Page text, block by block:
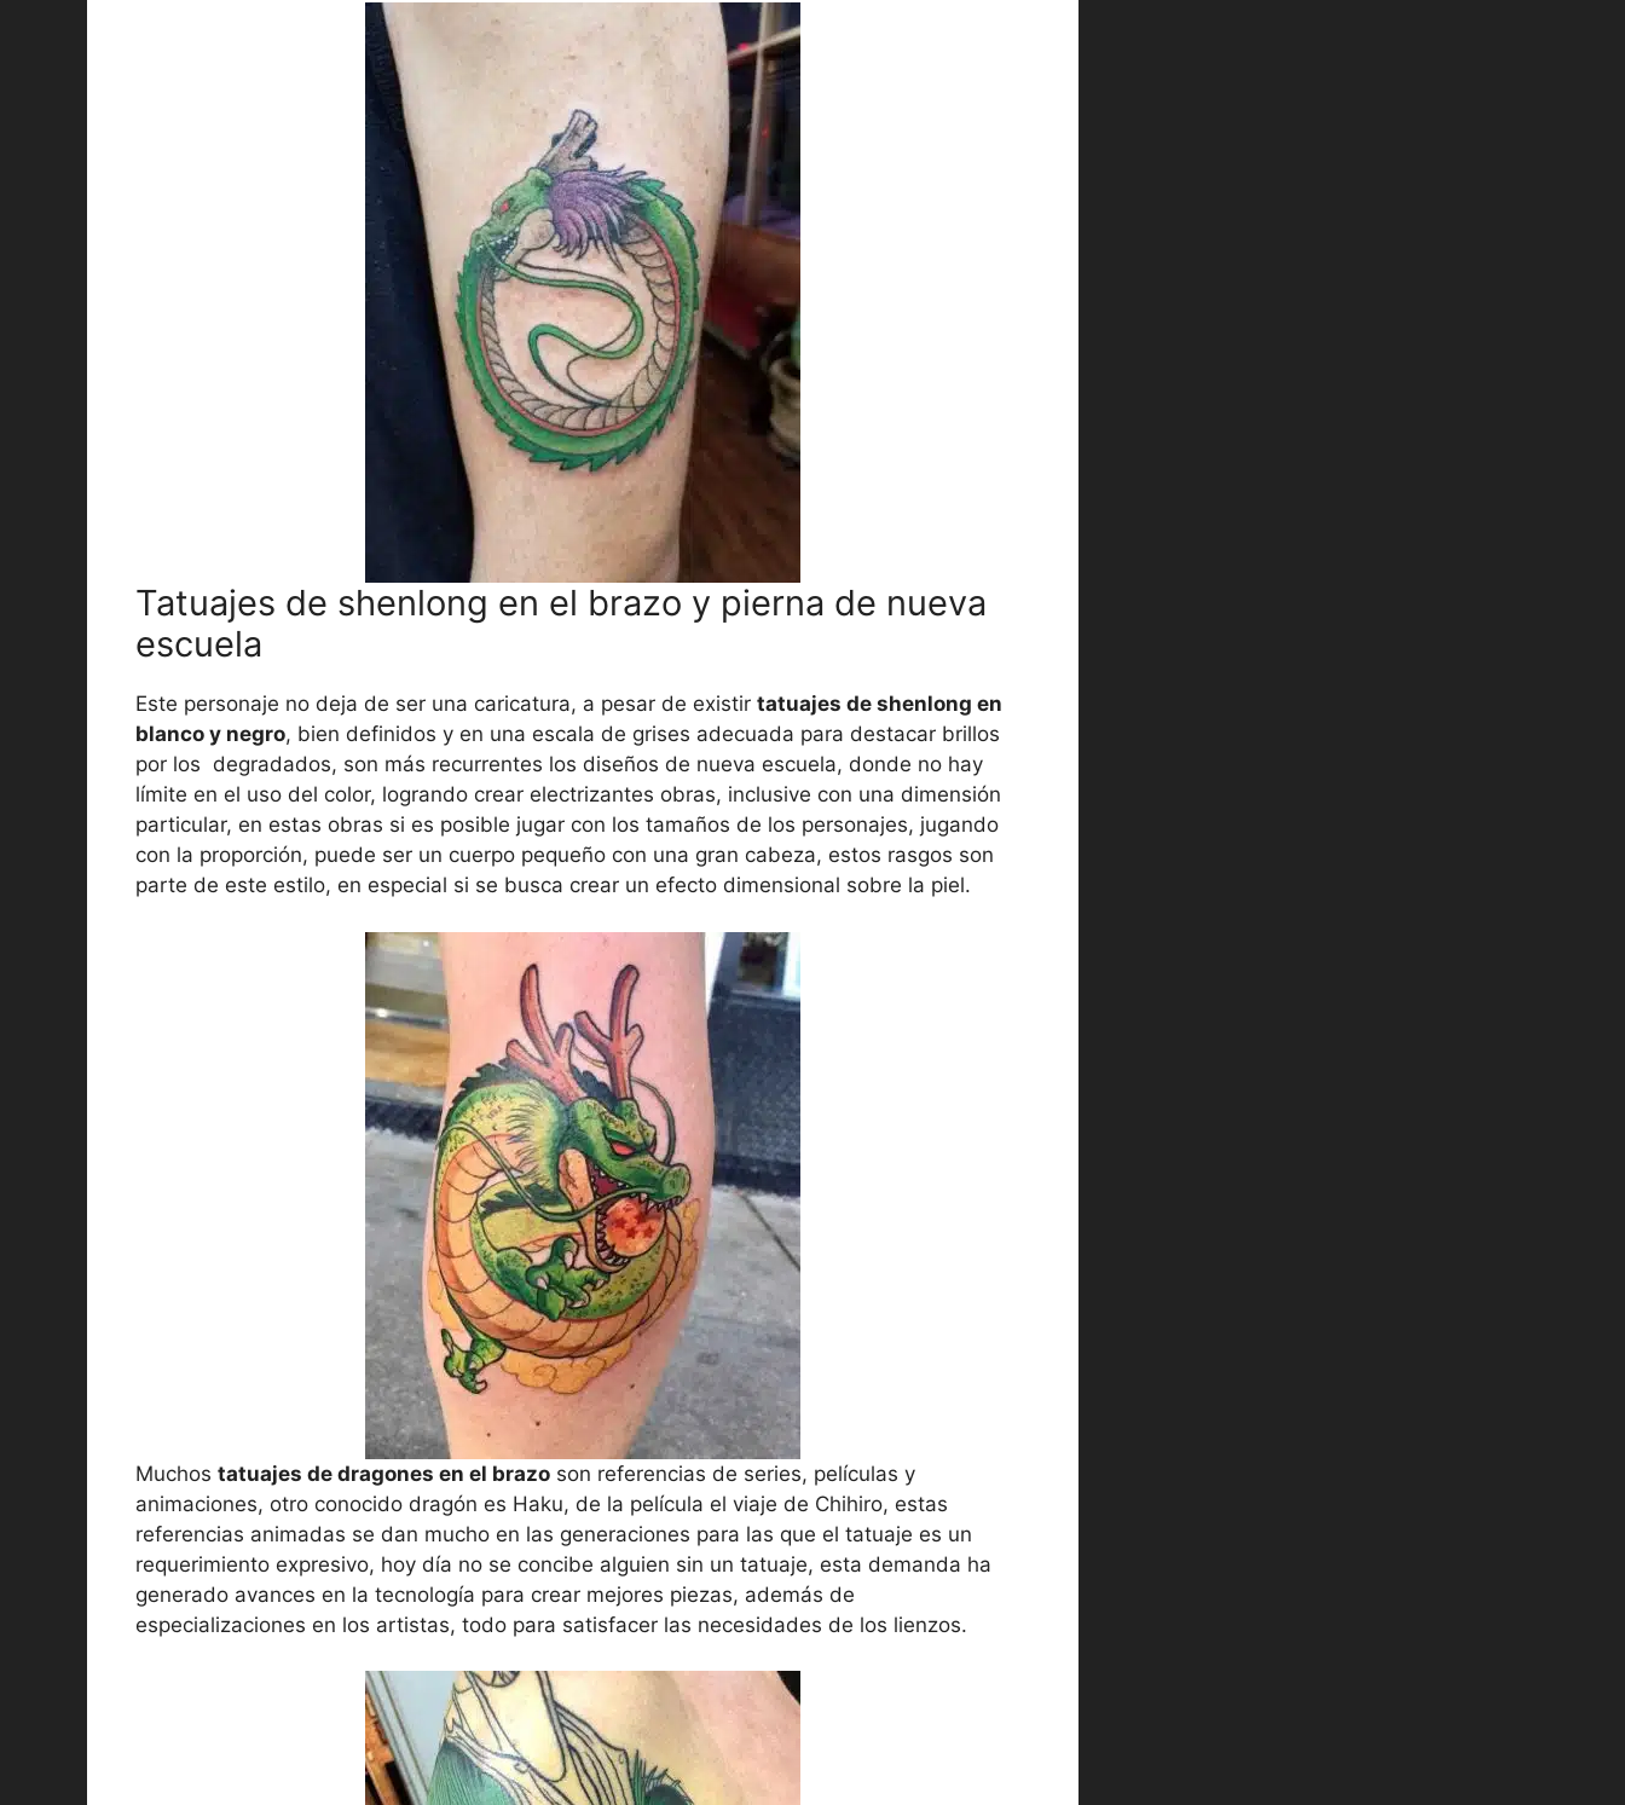
Tatuajes de shenlong en el brazo y pierna de nueva
escuela
Este personaje no deja de ser una caricatura, a pesar de existir tatuajes de shenlong en
blanco y negro, bien definidos y en una escala de grises adecuada para destacar brillos
por los degradados, son más recurrentes los diseños de nueva escuela, donde no hay
límite en el uso del color, logrando crear electrizantes obras, inclusive con una dimensión
particular, en estas obras si es posible jugar con los tamaños de los personajes, jugando
con la proporción, puede ser un cuerpo pequeño con una gran cabeza, estos rasgos son
parte de este estilo, en especial si se busca crear un efecto dimensional sobre la piel.
Muchos tatuajes de dragones en el brazo son referencias de series, películas y
animaciones, otro conocido dragón es Haku, de la película el viaje de Chihiro, estas
referencias animadas se dan mucho en las generaciones para las que el tatuaje es un
requerimiento expresivo, hoy día no se concibe alguien sin un tatuaje, esta demanda ha
generado avances en la tecnología para crear mejores piezas, además de
especializaciones en los artistas, todo para satisfacer las necesidades de los lienzos.